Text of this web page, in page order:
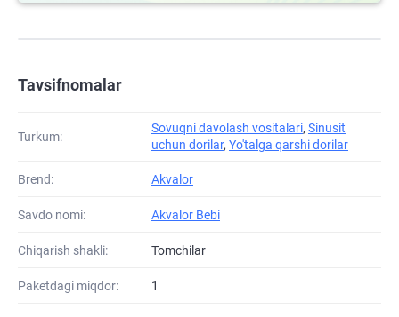
Tavsifnomalar
Turkum:
Sovuqni davolash vositalari, Sinusit
uchun dorilar, Yo'talga qarshi dorilar
Brend: Akvalor
Savdo nomi: Akvalor Bebi
Chiqarish shakli: Tomchilar
Paketdagi miqdor: 1